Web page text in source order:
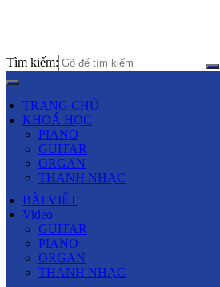
Tìm kiếm:
TRANG CHỦ
KHOÁ HỌC
PIANO
GUITAR
ORGAN
THANH NHẠC
BÀI VIẾT
Video
GUITAR
PIANO
ORGAN
THANH NHẠC